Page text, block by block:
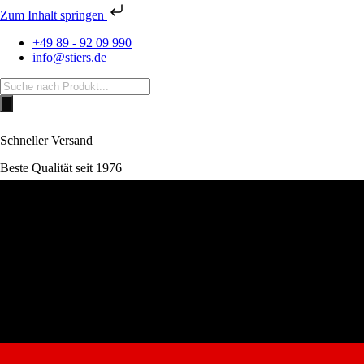
Zum Inhalt springen
+49 89 - 92 09 990
info@stiers.de
Products
search
Schneller Versand
Beste Qualität seit 1976